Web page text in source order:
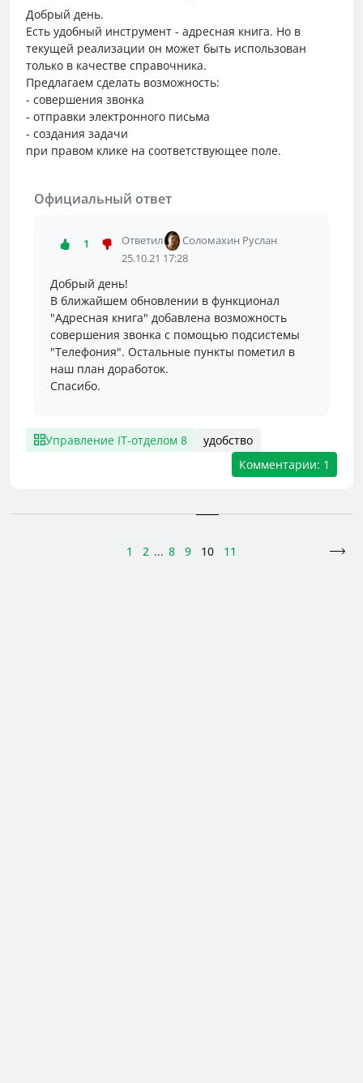
Добрый день.
Есть удобный инструмент - адресная книга. Но в
текущей реализации он может быть использован
только в качестве справочника.
Предлагаем сделать возможность:
- совершения звонка
- отправки электронного письма
- создания задачи
при правом клике на соответствующее поле.
Официальный ответ
1 Ответил
Соломахин Руслан
25.10.21 17:28
Добрый день!
В ближайшем обновлении в функционал
"Адресная книга" добавлена возможность
совершения звонка с помощью подсистемы
"Телефония". Остальные пункты пометил в
наш план доработок.
Спасибо.
Управление IT-отделом 8
удобство
Комментарии: 1
1 2 ... 8 9 10 11